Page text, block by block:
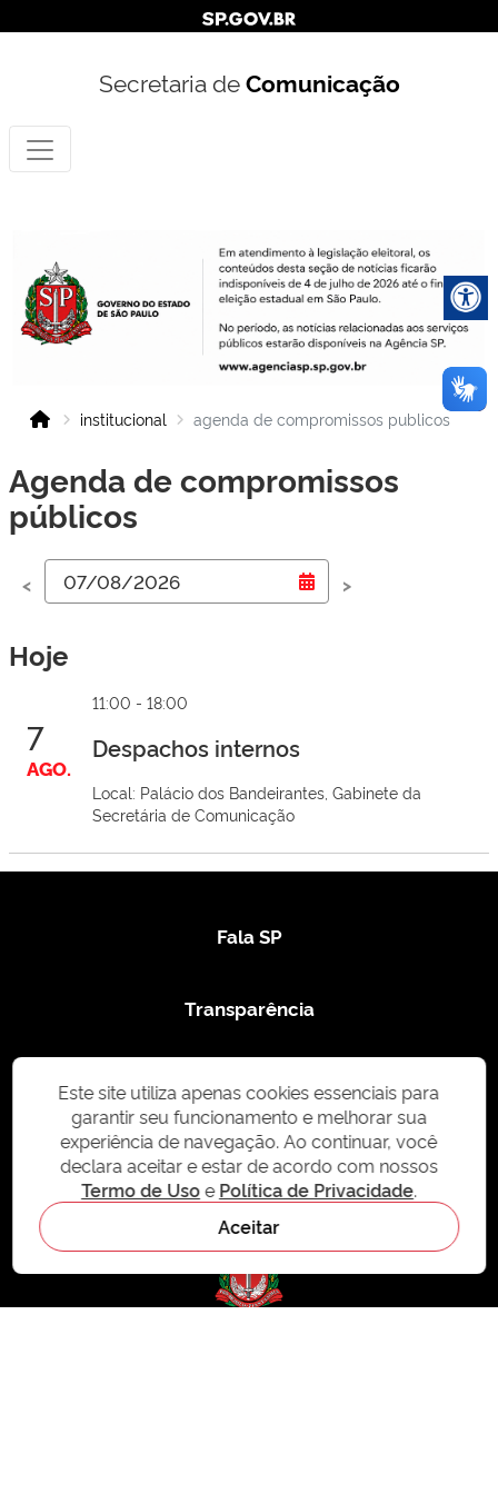
Secretaria deComunicação
institucional agenda de compromissos publicos
Agenda de compromissos
públicos
< >
Hoje
7
AGO.
11:00 - 18:00
Despachos internos
Local: Palácio dos Bandeirantes, Gabinete da
Secretária de Comunicação
Fala SP
Transparência
Termo de Uso
Política de Privacidade
Este site utiliza apenas cookies essenciais para
garantir seu funcionamento e melhorar sua
experiência de navegação. Ao continuar, você
declara aceitar e estar de acordo com nossos
Termo de UsoePolítica de Privacidade.
Aceitar